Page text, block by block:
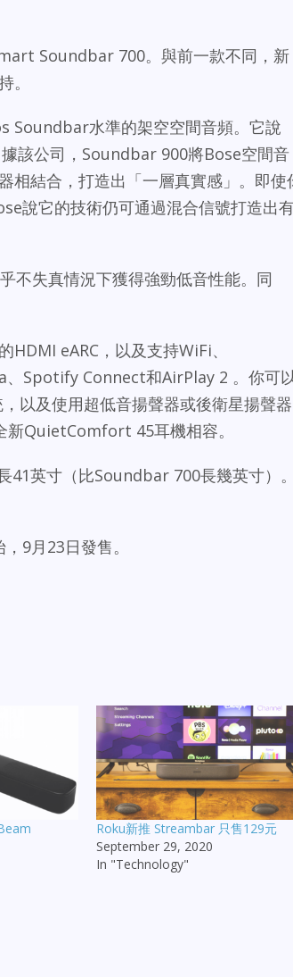
Soundbar 700。與前一款不同，新
Soundbar水準的架空空間音頻。它說
該公司，Soundbar 900將Bose空間音
相結合，打造出「一層真實感」。即使
說它的技術仍可通過混合信號打造出
不失真情況下獲得強勁低音性能。同
eARC，以及支持WiFi、
Spotify Connect和AirPlay 2 。你可
以及使用超低音揚聲器或後衛星揚聲器
QuietComfort 45耳機相容。
41英寸（比Soundbar 700長幾英寸）
9月23日發售。
Roku新推 Streambar 只售129元
September 29, 2020
In "Technology"